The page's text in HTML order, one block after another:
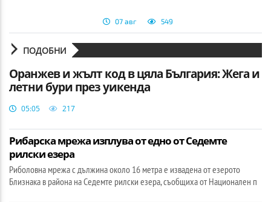
07 авг 549
ПОДОБНИ
Оранжев и жълт код в цяла България: Жега и
летни бури през уикенда
05:05 217
Рибарска мрежа изплува от едно от Седемте
рилски езера
Риболовна мрежа с дължина около 16 метра е извадена от езерото
Близнака в района на Седемте рилски езера, съобщиха от Национален п